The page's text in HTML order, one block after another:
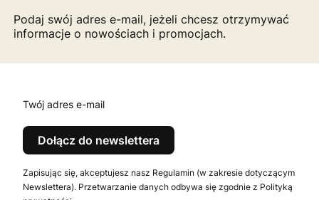
Podaj swój adres e-mail, jeżeli chcesz otrzymywać
informacje o nowościach i promocjach.
Twój adres e-mail
Dołącz do newslettera
Zapisując się, akceptujesz nasz Regulamin (w zakresie dotyczącym
Newslettera). Przetwarzanie danych odbywa się zgodnie z Polityką